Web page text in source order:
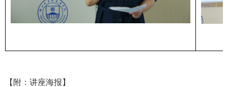
【附：讲座海报】